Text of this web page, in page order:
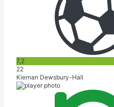
7,2
22
Kiernan Dewsbury-Hall